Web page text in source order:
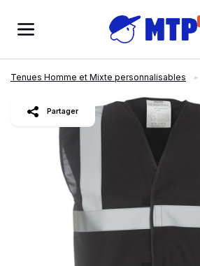
Tenues Homme et Mixte personnalisables
Partager
slide1